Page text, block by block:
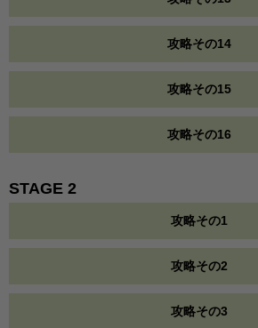
攻略その14
攻略その15
攻略その16
STAGE 2
攻略その1
攻略その2
攻略その3